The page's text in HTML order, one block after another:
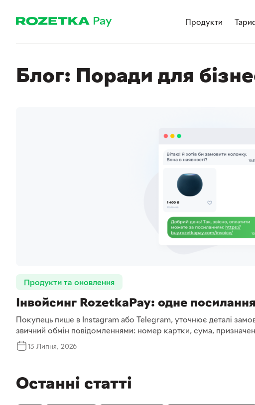
Продукти
Блог: Поради для
Продукти та оновлення
Інвойсинг RozetkaPay: одне посилання
Покупець пише в Instagram або Telegram, уточнює деталі
звичний обмін повідомленнями: номер картки, сума,
13 Липня, 2026
Останні статті